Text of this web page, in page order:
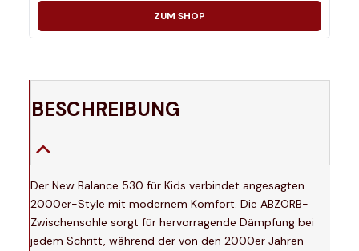
ZUM SHOP
BESCHREIBUNG
Der New Balance 530 für Kids verbindet angesagten
2000er-Style mit modernem Komfort. Die ABZORB-
Zwischensohle sorgt für hervorragende Dämpfung bei
jedem Schritt, während der von den 2000er Jahren